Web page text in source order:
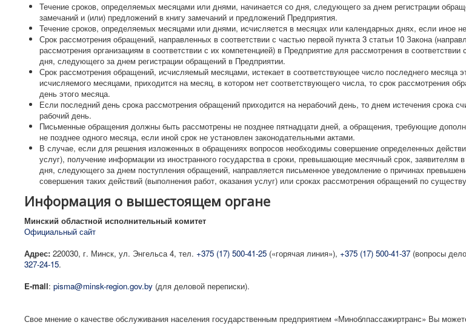
Течение сроков, определяемых месяцами или днями, начинается со дня, следующего за днем регистрации
замечаний и (или) предложений в книгу замечаний и предложений Предприятия.
Течение сроков, определяемых месяцами или днями, исчисляется в месяцах или календарных днях, если иное
Срок рассмотрения обращений, направленных в соответствии с частью первой пункта 3 статьи 10 Закона
рассмотрения организациям в соответствии с их компетенцией) в Предприятие для рассмотрения в соответствии
дня, следующего за днем регистрации обращений в Предприятии.
Срок рассмотрения обращений, исчисляемый месяцами, истекает в соответствующее число последнего месяца
исчисляемого месяцами, приходится на месяц, в котором нет соответствующего числа, то срок рассмотрения
день этого месяца.
Если последний день срока рассмотрения обращений приходится на нерабочий день, то днем истечения срока
рабочий день.
Письменные обращения должны быть рассмотрены не позднее пятнадцати дней, а обращения, требующие
не позднее одного месяца, если иной срок не установлен законодательными актами.
В случае, если для решения изложенных в обращениях вопросов необходимы совершение определенных
услуг), получение информации из иностранного государства в сроки, превышающие месячный срок, заявителям
дня, следующего за днем поступления обращений, направляется письменное уведомление о причинах
совершения таких действий (выполнения работ, оказания услуг) или сроках рассмотрения обращений по
Информация о вышестоящем органе
Минский областной исполнительный комитет
Официальный сайт
Адрес: 220030, г. Минск, ул. Энгельса 4, тел. +375 (17) 500-41-25 («горячая линия»), +375 (17) 500-41-37 (вопросы
327-24-15.
E-mail: pisma@minsk-region.gov.by (для деловой переписки).
Свое мнение о качестве обслуживания населения государственным предприятием «Миноблпассажиртранс» Вы